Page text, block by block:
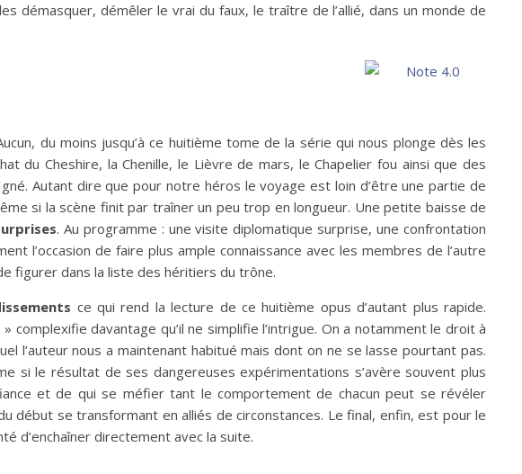
démasquer, démêler le vrai du faux, le traître de l’allié, dans un monde de
du moins jusqu’à ce huitième tome de la série qui nous plonge dès les
du Cheshire, la Chenille, le Lièvre de mars, le Chapelier fou ainsi que des
Autant dire que pour notre héros le voyage est loin d’être une partie de
si la scène finit par traîner un peu trop en longueur. Une petite baisse de
. Au programme : une visite diplomatique surprise, une confrontation
l’occasion de faire plus ample connaissance avec les membres de l’autre
figurer dans la liste des héritiers du trône.
ce qui rend la lecture de ce huitième opus d’autant plus rapide.
davantage qu’il ne simplifie l’intrigue. On a notamment le droit à
l’auteur nous a maintenant habitué mais dont on ne se lasse pourtant pas.
si le résultat de ses dangereuses expérimentations s’avère souvent plus
et de qui se méfier tant le comportement de chacun peut se révéler
début se transformant en alliés de circonstances. Le final, enfin, est pour le
d’enchaîner directement avec la suite.